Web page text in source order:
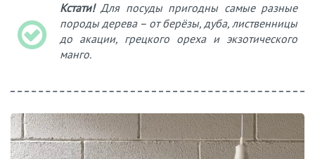
Кстати!Для посуды пригодны самые разные
породы дерева – от берёзы, дуба, лиственницы
до акации, грецкого ореха и экзотического
манго.